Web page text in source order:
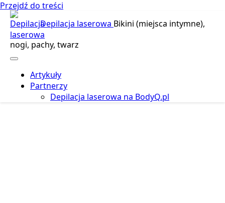
Przejdź do treści
Depilacja laserowa Bikini (miejsca intymne),
nogi, pachy, twarz
Artykuły
Partnerzy
Depilacja laserowa na BodyQ.pl